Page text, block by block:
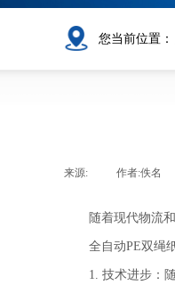
您当前位置：
来源: 作者:佚名
随着现代物流
全自动PE双绳
1. 技术进步：